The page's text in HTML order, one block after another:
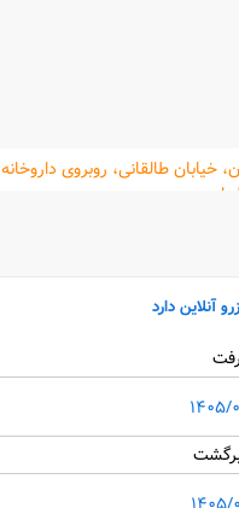
خیابان طالقانی، روبروی داروخانه
احمر
آنلاین دارد